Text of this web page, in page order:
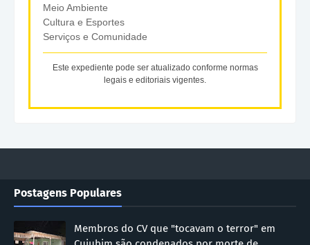
Meio Ambiente
Cultura e Esportes
Serviços e Comunidade
Este expediente pode ser atualizado conforme normas
legais e editoriais vigentes.
Postagens Populares
Membros do CV que "tocavam o terror" em